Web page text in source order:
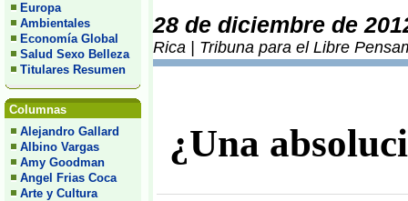
Europa
Ambientales
Economía Global
Salud Sexo Belleza
Titulares Resumen
Columnas
Alejandro Gallard
Albino Vargas
Amy Goodman
Angel Frias Coca
Arte y Cultura
28 de diciembre de
Rica | Tribuna para el Libre
¿Una